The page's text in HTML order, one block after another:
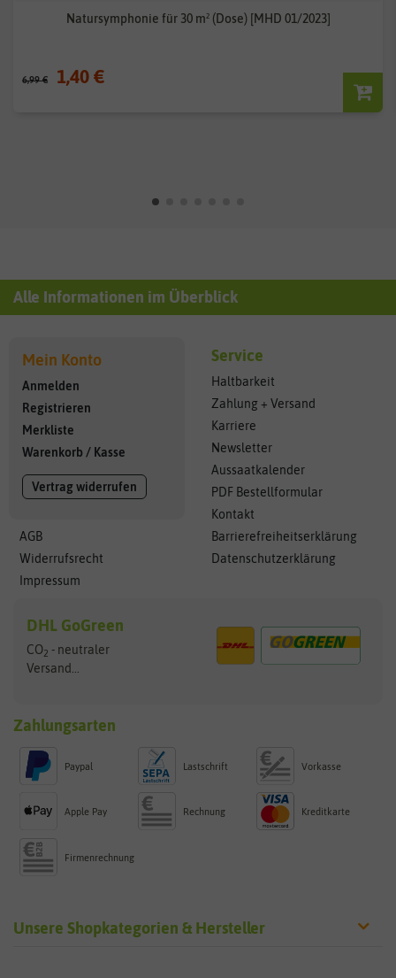
Natursymphonie für 30 m² (Dose) [MHD 01/2023]
6,99 € 1,40 €
Alle Informationen im Überblick
Mein Konto
Anmelden
Registrieren
Merkliste
Warenkorb / Kasse
Vertrag widerrufen
AGB
Widerrufsrecht
Impressum
Service
Haltbarkeit
Zahlung + Versand
Karriere
Newsletter
Aussaatkalender
PDF Bestellformular
Kontakt
Barrierefreiheitserklärung
Datenschutzerklärung
DHL GoGreen
CO2 - neutraler
Versand...
Zahlungsarten
Paypal Lastschrift Vorkasse
Apple Pay Rechnung Kreditkarte
Firmenrechnung
Unsere Shopkategorien & Hersteller